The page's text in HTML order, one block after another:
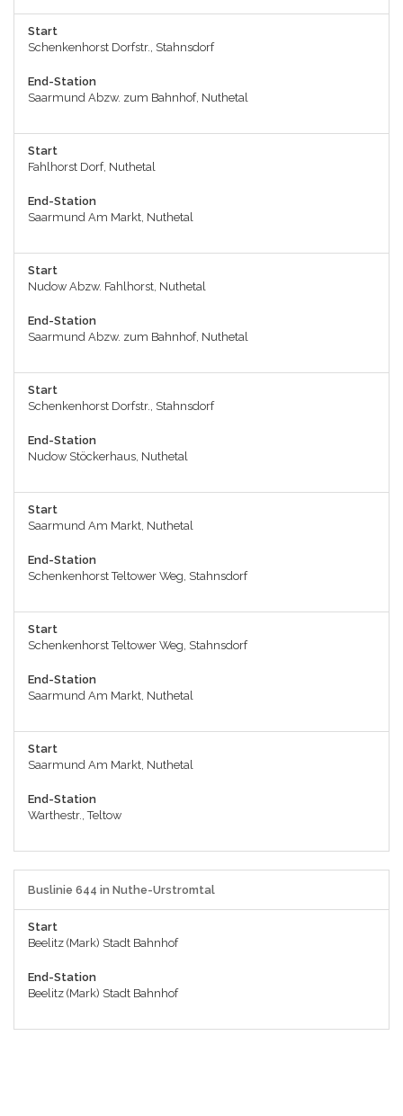
Start
Schenkenhorst Dorfstr., Stahnsdorf
End-Station
Saarmund Abzw. zum Bahnhof, Nuthetal
Start
Fahlhorst Dorf, Nuthetal
End-Station
Saarmund Am Markt, Nuthetal
Start
Nudow Abzw. Fahlhorst, Nuthetal
End-Station
Saarmund Abzw. zum Bahnhof, Nuthetal
Start
Schenkenhorst Dorfstr., Stahnsdorf
End-Station
Nudow Stöckerhaus, Nuthetal
Start
Saarmund Am Markt, Nuthetal
End-Station
Schenkenhorst Teltower Weg, Stahnsdorf
Start
Schenkenhorst Teltower Weg, Stahnsdorf
End-Station
Saarmund Am Markt, Nuthetal
Start
Saarmund Am Markt, Nuthetal
End-Station
Warthestr., Teltow
Buslinie 644 in Nuthe-Urstromtal
Start
Beelitz (Mark) Stadt Bahnhof
End-Station
Beelitz (Mark) Stadt Bahnhof